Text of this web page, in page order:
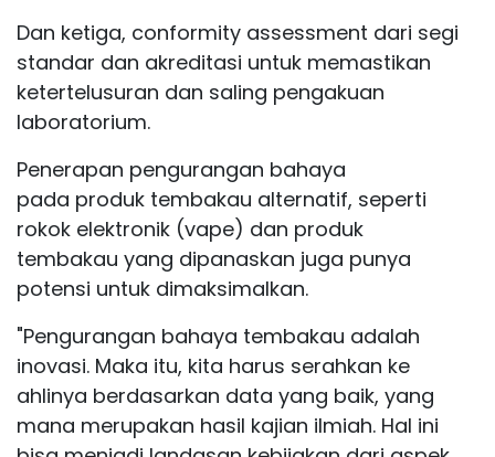
Dan ketiga, conformity assessment dari segi
standar dan akreditasi untuk memastikan
ketertelusuran dan saling pengakuan
laboratorium.
Penerapan pengurangan bahaya
pada produk tembakau alternatif, seperti
rokok elektronik (vape) dan produk
tembakau yang dipanaskan juga punya
potensi untuk dimaksimalkan.
"Pengurangan bahaya tembakau adalah
inovasi. Maka itu, kita harus serahkan ke
ahlinya berdasarkan data yang baik, yang
mana merupakan hasil kajian ilmiah. Hal ini